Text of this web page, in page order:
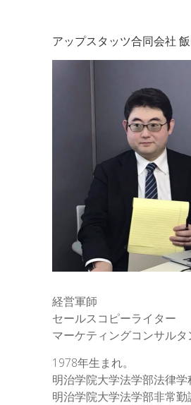
アップスタッツ合同会社
経営軍師
セールスコピーライター
マーケティングコンサルタ
1978年生まれ。
明治学院大学法学部法律学
明治学院大学法学部非常勤